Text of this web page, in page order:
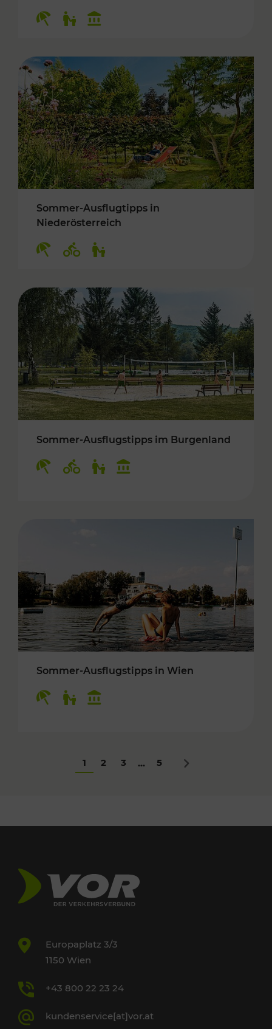
Sommer-Ausflugtipps in
Niederösterreich
Sommer-Ausflugstipps im Burgenland
Sommer-Ausflugstipps in Wien
1 2 3 ... 5 Nächstes
Europaplatz 3/3
1150 Wien
+43 800 22 23 24
kundenservice[at]vor.at